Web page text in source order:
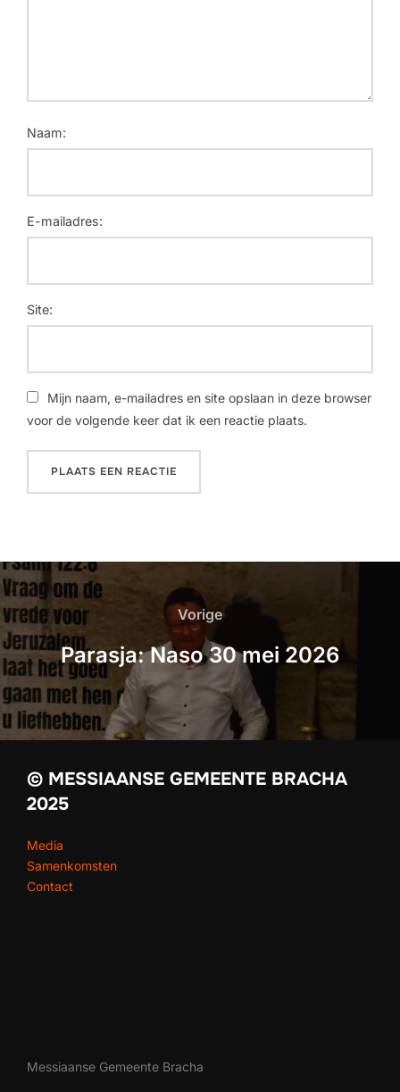
Naam:
E-mailadres:
Site:
Mijn naam, e-mailadres en site opslaan in deze browser
voor de volgende keer dat ik een reactie plaats.
Vorige
Parasja: Naso 30 mei 2026
© MESSIAANSE GEMEENTE BRACHA
2025
Media
Samenkomsten
Contact
Messiaanse Gemeente Bracha